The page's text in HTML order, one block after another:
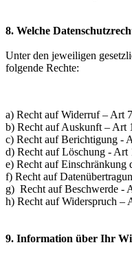
8. Welche
Unter den jeweiligen
folgende Rechte:
a) Recht auf Widerruf – Art
b) Recht auf Auskunft – Art
c) Recht auf Berichtigung -
d) Recht auf Löschung -
e) Recht auf
f) Recht auf
g) Recht auf Beschwerde -
h) Recht auf Widerspruch –
9. Information über Ihr